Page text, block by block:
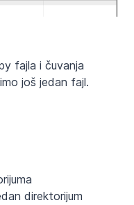
fajla i čuvanja
još jedan fajl.
direktorijum